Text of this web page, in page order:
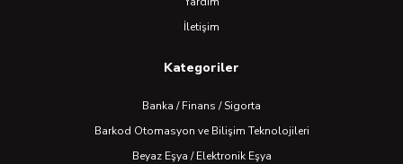
İletişim
Kategoriler
Banka / Finans / Sigorta
Barkod Otomasyon ve Bilişim Teknolojileri
Beyaz Eşya / Elektronik Eşya